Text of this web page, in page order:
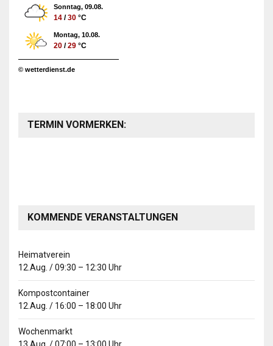
Sonntag, 09.08.
14 /30 °C
Montag, 10.08.
20 /29 °C
© wetterdienst.de
TERMIN VORMERKEN:
KOMMENDE VERANSTALTUNGEN
Heimatverein
12.Aug. /09:30 – 12:30 Uhr
Kompostcontainer
12.Aug. / 16:00 – 18:00 Uhr
Wochenmarkt